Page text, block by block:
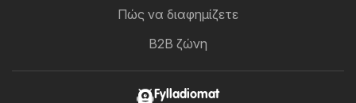
Πώς να διαφημίζετε
B2B ζώνη
Fylladiomat